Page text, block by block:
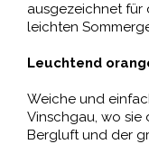
ausgezeichnet für
leichten
Leuchtend
Weiche und
Vinschgau, wo sie
Bergluft und der